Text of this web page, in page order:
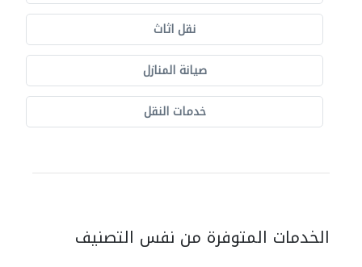
نقل اثاث
صيانة المنازل
خدمات النقل
الخدمات المتوفرة من نفس التصنيف